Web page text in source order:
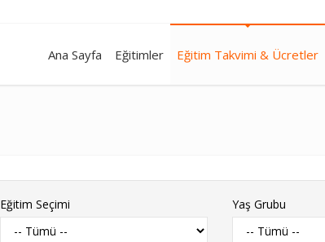
Ana Sayfa Eğitimler Eğitim Takvimi & Ücretler
Eğitim Seçimi Yaş Grubu